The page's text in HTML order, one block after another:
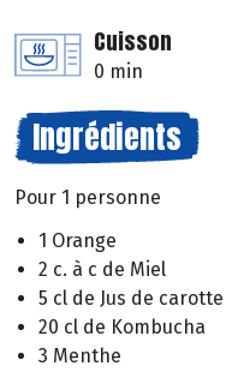
Cuisson
0 min
Ingrédients
Pour 1 personne
1 Orange
2 c. à c de Miel
5 cl de Jus de carotte
20 cl de Kombucha
3 Menthe